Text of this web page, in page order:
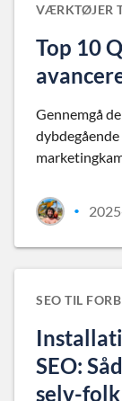
VÆRKTØJER
Top 10
Gennemgå
•
SEO TIL
SEO:
selv-folk